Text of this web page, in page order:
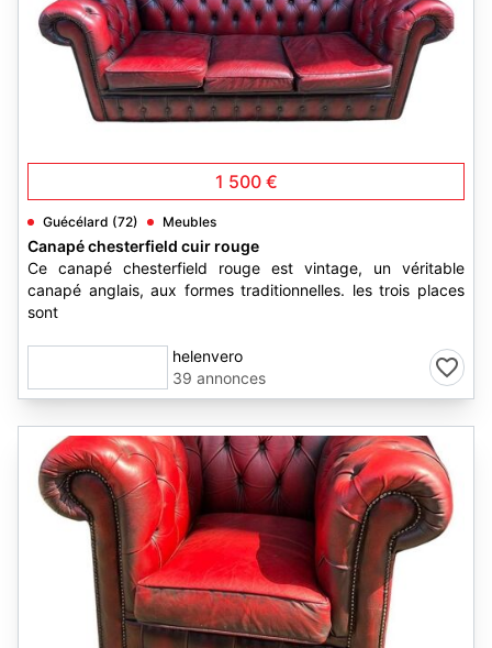
1 500 €
Guécélard (72) Meubles
Canapé chesterfield cuir rouge
Ce canapé chesterfield rouge est vintage, un véritable
canapé anglais, aux formes traditionnelles. les trois places
sont
helenvero
39 annonces